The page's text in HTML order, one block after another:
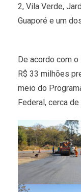
2, Vila Verde,
Guaporé e um
De acordo com
R$ 33 milhões
meio do
Federal, cerca